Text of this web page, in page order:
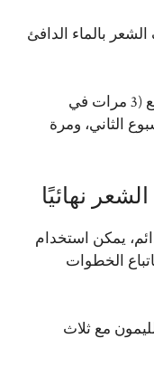
بالماء الدافئ
تكرار العملية لمدة ثلاثة أسابيع (3 مرات في
الثاني، ومرة
نهائيًا
يمكن استخدام
الخطوات
مع ثلاث